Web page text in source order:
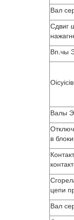
Вал
Сдвиг
Вп.чы
Валы
в
цепи
Вал